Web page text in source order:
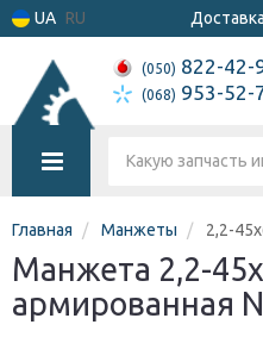
UA RU
(050) 822-42-
(068) 953-52-
Главная Манжеты 2,2-
Манжета 2,2-
армированная